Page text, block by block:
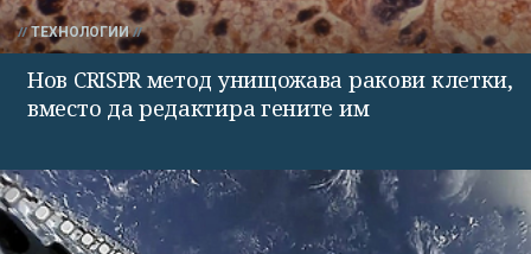
ТЕХНОЛОГИИ
Нов CRISPR метод унищожава ракови клетки,
вместо да редактира гените им